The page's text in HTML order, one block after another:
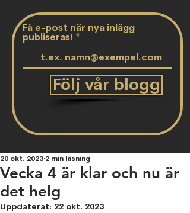
Få e-post när nya inlägg
publiseras!
Följ vår blogg
Vecka 4 är klar och nu är
det helg
20 okt. 2023 2 min läsning
Uppdaterat: 22 okt. 2023